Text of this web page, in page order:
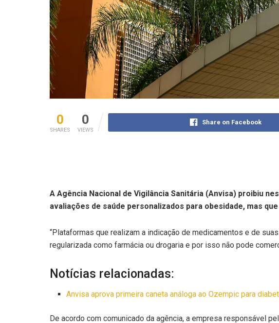
0
SHARES
0
VIEWS
Share on Facebook
A Agência Nacional de Vigilância Sanitária (Anvisa) proibiu
avaliações de saúde personalizados para obesidade, mas
“Plataformas que realizam a indicação de medicamentos e de
regularizada como farmácia ou drogaria e por isso não pode
Notícias relacionadas:
Anvisa aprova primeira caneta análoga ao Ozempic para
De acordo com comunicado da agência, a empresa responsável